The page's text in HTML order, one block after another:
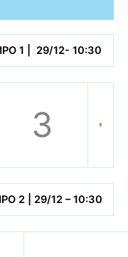
1 | 29/12- 10:30
3
2 | 29/12 – 10:30